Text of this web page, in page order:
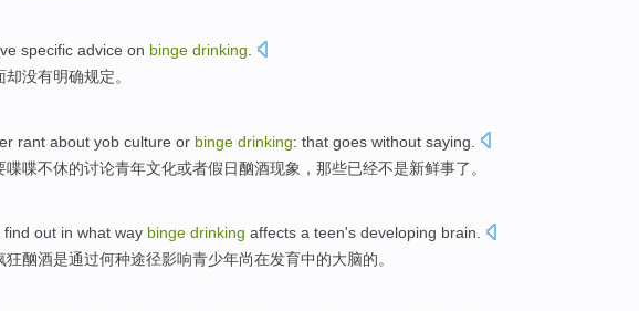
specific advice on binge drinking
却没有明确规定。
rant about yob culture or binge drinking: that goes without saying.
喋喋不休的讨论青年文化或者假日酗酒现象，那些已经不是新鲜事了。
find out in what way binge drinking affects a teen's developing brain.
狂酗酒是通过何种途径影响青少年尚在发育中的大脑的。